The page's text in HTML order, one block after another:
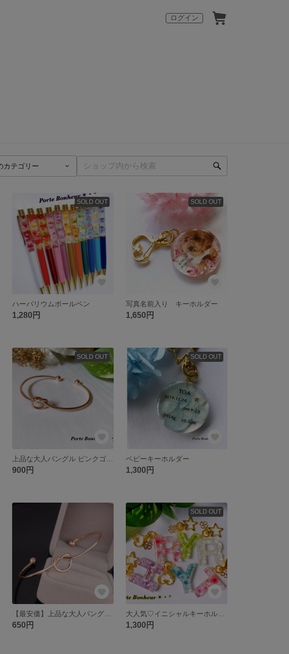
ログイン
SOLD OUT
ハーバリウムボールペン
1,280円
SOLD OUT
写真名前入り キーホルダー
1,650円
SOLD OUT
900円
SOLD OUT
ベビーキーホルダー
1,300円
650円
SOLD OUT
1,300円